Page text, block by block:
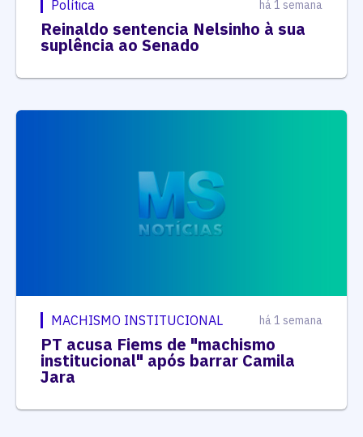
Política há 1 semana
Reinaldo sentencia Nelsinho à sua
suplência ao Senado
MACHISMO INSTITUCIONAL há 1 semana
PT acusa Fiems de "machismo
institucional" após barrar Camila
Jara